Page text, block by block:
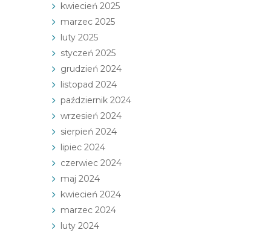
kwiecień 2025
marzec 2025
luty 2025
styczeń 2025
grudzień 2024
listopad 2024
październik 2024
wrzesień 2024
sierpień 2024
lipiec 2024
czerwiec 2024
maj 2024
kwiecień 2024
marzec 2024
luty 2024